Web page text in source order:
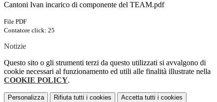
Cantoni Ivan incarico di componente del TEAM.pdf
File PDF
Contatore click: 25
Notizie
Questo sito o gli strumenti terzi da questo utilizzati si avvalgono di
cookie necessari al funzionamento ed utili alle finalità illustrate nella
COOKIE POLICY.
Personalizza Rifiuta tutti i cookies Accetta tutti i cookies